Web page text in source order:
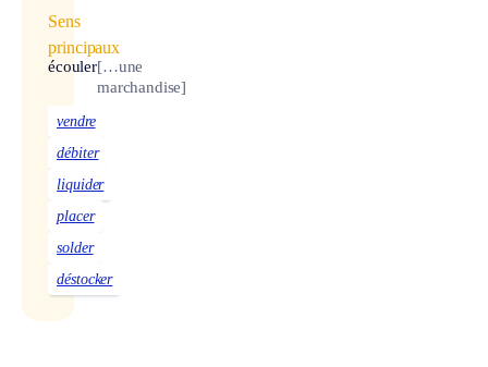
Sens
principaux
écouler[…une
marchandise]
vendre
débiter
liquider
placer
solder
déstocker